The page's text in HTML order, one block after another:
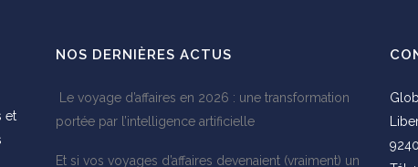
et
NOS DERNIÈRES ACTUS
Le voyage d’affaires en 2026 : une transformation
portée par l’intelligence artificielle
Et si vos voyages d’affaires devenaient (vraiment) un